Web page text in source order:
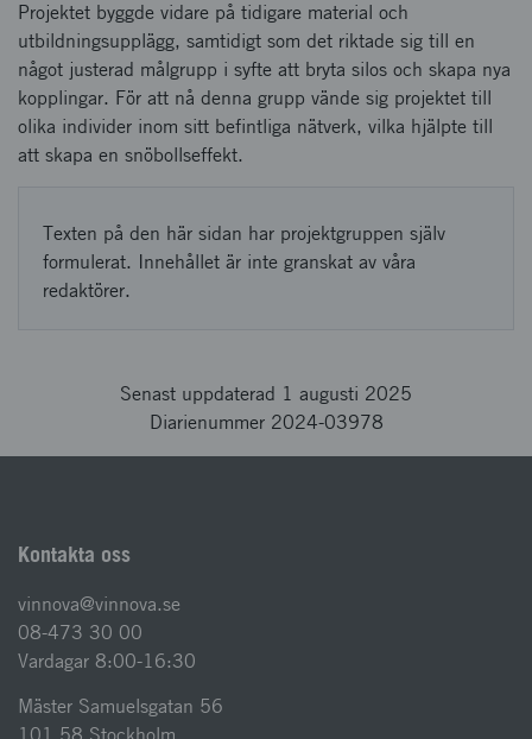
Projektet byggde vidare på tidigare material och
utbildningsupplägg, samtidigt som det riktade sig till en
något justerad målgrupp i syfte att bryta silos och skapa nya
kopplingar. För att nå denna grupp vände sig projektet till
olika individer inom sitt befintliga nätverk, vilka hjälpte till
att skapa en snöbollseffekt.
Texten på den här sidan har projektgruppen själv
formulerat. Innehållet är inte granskat av våra
redaktörer.
Senast uppdaterad 1 augusti 2025
Diarienummer 2024-03978
Kontakta oss
vinnova@vinnova.se
08-473 30 00
Vardagar 8:00-16:30
Mäster Samuelsgatan 56